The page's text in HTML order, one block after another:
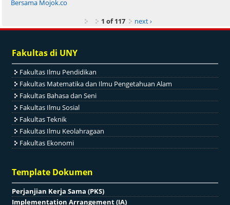
Bersama Mojok.co
1 of 117
next ›
Fakultas di UNY
Fakultas Ilmu Pendidikan
Fakultas Matematika dan Ilmu Pengetahuan Alam
Fakultas Bahasa dan Seni
Fakultas Ilmu Sosial
Fakultas Teknik
Fakultas Ilmu Keolahragaan
Fakultas Ekonomi
Template Dokumen
Perjanjian Kerja Sama (PKS)
Implementation Arrangement (IA)